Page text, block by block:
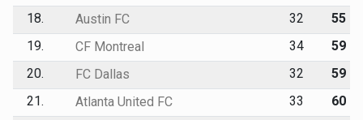
18.
Austin FC 32
55
19.
CF Montreal 34
59
20.
FC Dallas 32
59
21.
Atlanta United FC 33
60